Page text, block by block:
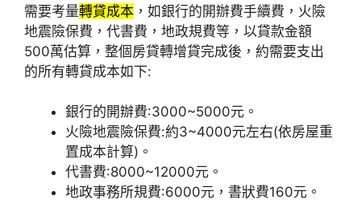
需要考量轉貸成本 ，如銀行的開辦費手續費，火險
地震險保費，代書費，地政規費等，以貸款金額
500萬估算，整個房貸轉增貸完成後，約需要支出
的所有轉貸成本如下:
銀行的開辦費:3000~5000元。
火險地震險保費:約3~4000元左右(依房屋重
置成本計算)。
代書費:8000~12000元。
地政事務所規費:6000元，書狀費160元。